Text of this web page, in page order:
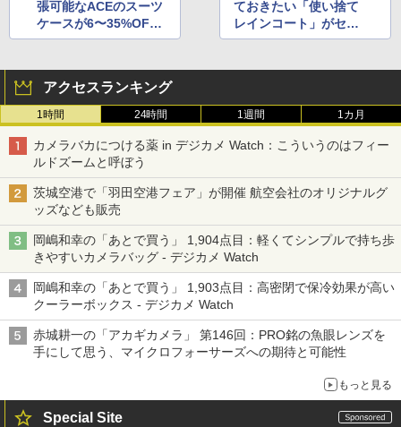
張可能なACEのスーツ
ケースが6〜35%OFF
でセール中
ておきたい「使い捨て
レインコート」がセー
ル中
アクセスランキング
1時間 24時間 1週間 1カ月
カメラバカにつける薬 in デジカメ Watch：こういうのはフィー
ルドズームと呼ぼう
茨城空港で「羽田空港フェア」が開催 航空会社のオリジナルグ
ッズなども販売
岡嶋和幸の「あとで買う」 1,904点目：軽くてシンプルで持ち歩
きやすいカメラバッグ - デジカメ Watch
岡嶋和幸の「あとで買う」 1,903点目：高密閉で保冷効果が高い
クーラーボックス - デジカメ Watch
赤城耕一の「アカギカメラ」 第146回：PRO銘の魚眼レンズを
手にして思う、マイクロフォーサーズへの期待と可能性
もっと見る
Special Site